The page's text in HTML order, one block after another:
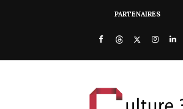
PARTENAIRES